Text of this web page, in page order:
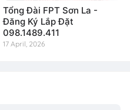
Tổng Đài FPT Sơn La -
Đăng Ký Lắp Đặt
098.1489.411
17 April, 2026